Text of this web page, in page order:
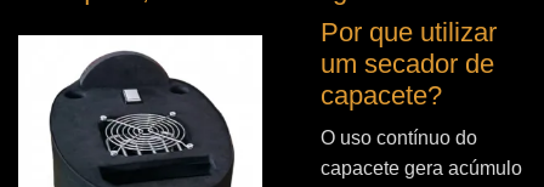
Por que utilizar
um secador de
capacete?
O uso contínuo do
capacete gera acúmulo